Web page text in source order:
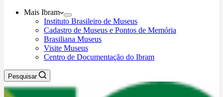
Mais Ibram
Instituto Brasileiro de Museus
Cadastro de Museus e Pontos de Memória
Brasiliana Museus
Visite Museus
Centro de Documentação do Ibram
Pesquisar